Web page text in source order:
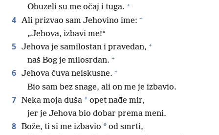
Obuzeli su me očaj i tuga. +
4 Ali prizvao sam Jehovino ime: +
„Jehova, izbavi me!“
5 Jehova je samilostan i pravedan, +
naš Bog je milosrdan. +
6 Jehova čuva neiskusne. +
Bio sam bez snage, ali on me je izbavio.
7 Neka moja duša * opet nađe mir,
jer je Jehova bio dobar prema meni.
8 Bože, ti si me izbavio * od smrti,